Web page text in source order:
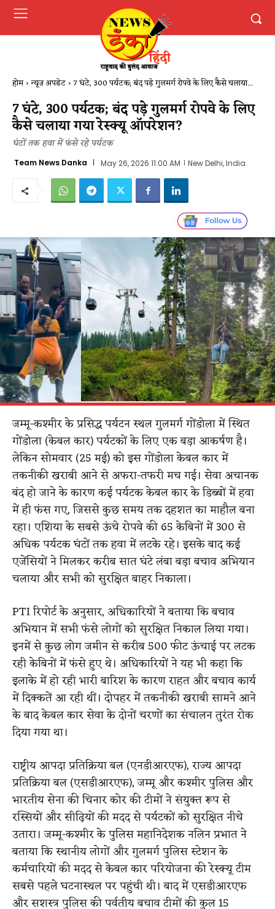
होम न्यूज़ अपडेट 7 घंटे, 300 पर्यटक; बंद पड़े गुलमर्ग रोपवे के लिए कैसे चलाया...
7 घंटे, 300 पर्यटक; बंद पड़े गुलमर्ग रोपवे के लिए
कैसे चलाया गया रेस्क्यू ऑपरेशन?
घंटों तक हवा में फंसे रहे पर्यटक
Team News Danka May 26, 2026 11:00 AM New Delhi, India.
जम्मू-कश्मीर के प्रसिद्ध पर्यटन स्थल गुलमर्ग गोंडोला में स्थित
गोंडोला (केबल कार) पर्यटकों के लिए एक बड़ा आकर्षण है।
लेकिन सोमवार (25 मई) को इस गोंडोला केबल कार में
तकनीकी खराबी आने से अफरा-तफरी मच गई। सेवा अचानक
बंद हो जाने के कारण कई पर्यटक केबल कार के डिब्बों में हवा
में ही फंस गए, जिससे कुछ समय तक दहशत का माहौल बना
रहा। एशिया के सबसे ऊंचे रोपवे की 65 केबिनों में 300 से
अधिक पर्यटक घंटों तक हवा में लटके रहे। इसके बाद कई
एजेंसियों ने मिलकर करीब सात घंटे लंबा बड़ा बचाव अभियान
चलाया और सभी को सुरक्षित बाहर निकाला।
PTI रिपोर्ट के अनुसार, अधिकारियों ने बताया कि बचाव
अभियान में सभी फंसे लोगों को सुरक्षित निकाल लिया गया।
इनमें से कुछ लोग जमीन से करीब 500 फीट ऊंचाई पर लटक
रही केबिनों में फंसे हुए थे। अधिकारियों ने यह भी कहा कि
इलाके में हो रही भारी बारिश के कारण राहत और बचाव कार्य
में दिक्कतें आ रही थीं। दोपहर में तकनीकी खराबी सामने आने
के बाद केबल कार सेवा के दोनों चरणों का संचालन तुरंत रोक
दिया गया था।
राष्ट्रीय आपदा प्रतिक्रिया बल (एनडीआरएफ), राज्य आपदा
प्रतिक्रिया बल (एसडीआरएफ), जम्मू और कश्मीर पुलिस और
भारतीय सेना की चिनार कोर की टीमों ने संयुक्त रूप से
रस्सियों और सीढ़ियों की मदद से पर्यटकों को सुरक्षित नीचे
उतारा। जम्मू-कश्मीर के पुलिस महानिदेशक नलिन प्रभात ने
बताया कि स्थानीय लोगों और गुलमर्ग पुलिस स्टेशन के
कर्मचारियों की मदद से केबल कार परियोजना की रेस्क्यू टीम
सबसे पहले घटनास्थल पर पहुंची थी। बाद में एसडीआरएफ
और सशस्त्र पुलिस की पर्वतीय बचाव टीमों की कुल 15